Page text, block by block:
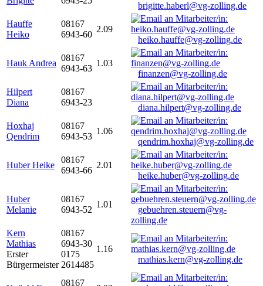
brigitte.haberl@vg-zolling.de
Hauffe
Heiko
08167
6943-60
2.09
heiko.hauffe@vg-zolling.de
Hauk Andrea
08167
6943-63
1.03
finanzen@vg-zolling.de
Hilpert
Diana
08167
6943-23
diana.hilpert@vg-zolling.de
Hoxhaj
Qendrim
08167
6943-53
1.06
qendrim.hoxhaj@vg-zolling.de
Huber Heike
08167
6943-66
2.01
heike.huber@vg-zolling.de
Huber
Melanie
08167
6943-52
1.01
gebuehren.steuern@vg-
zolling.de
Kern
Mathias
Erster
Bürgermeister
08167
6943-30
0175
2614485
1.16
mathias.kern@vg-zolling.de
08167